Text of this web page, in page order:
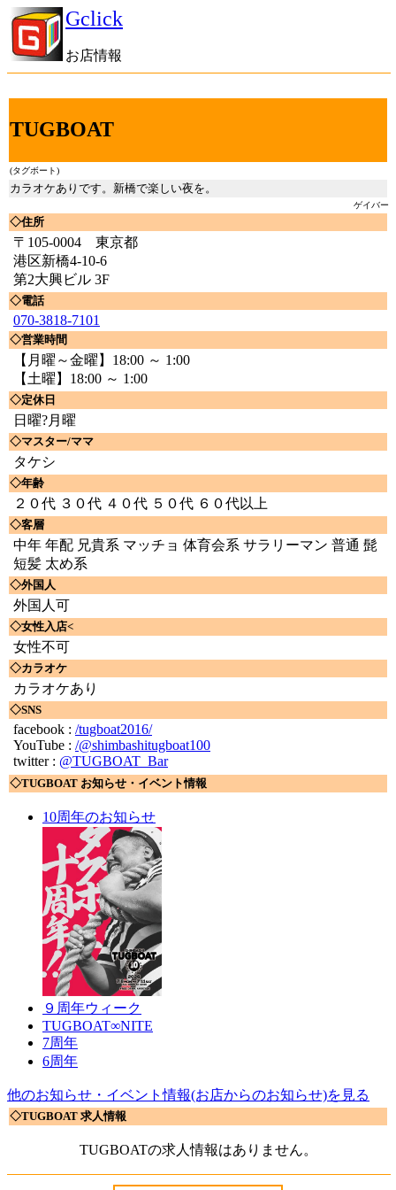
Gclick
お店情報
TUGBOAT
(タグボート)
カラオケありです。新橋で楽しい夜を。
ゲイバー
◇住所
〒105-0004 東京都
港区新橋4-10-6
第2大興ビル 3F
◇電話
070-3818-7101
◇営業時間
【月曜～金曜】18:00 ～ 1:00
【土曜】18:00 ～ 1:00
◇定休日
日曜?月曜
◇マスター/ママ
タケシ
◇年齢
２０代 ３０代 ４０代 ５０代 ６０代以上
◇客層
中年 年配 兄貴系 マッチョ 体育会系 サラリーマン 普通 髭
短髪 太め系
◇外国人
外国人可
◇女性入店<
女性不可
◇カラオケ
カラオケあり
◇SNS
facebook : /tugboat2016/
YouTube : /@shimbashitugboat100
twitter : @TUGBOAT_Bar
◇TUGBOAT お知らせ・イベント情報
10周年のお知らせ
９周年ウィーク
TUGBOAT∞NITE
7周年
6周年
他のお知らせ・イベント情報(お店からのお知らせ)を見る
◇TUGBOAT 求人情報
TUGBOATの求人情報はありません。